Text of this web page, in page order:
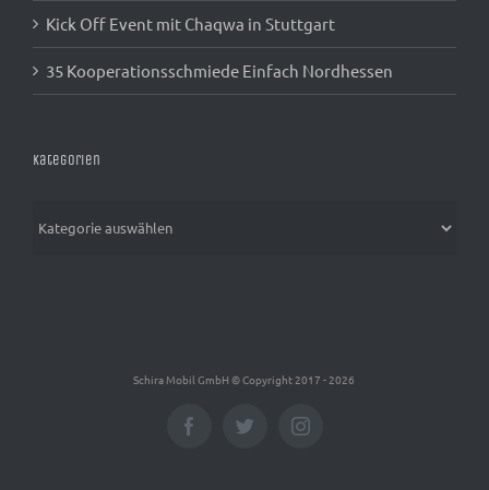
Kick Off Event mit Chaqwa in Stuttgart
35 Kooperationsschmiede Einfach Nordhessen
Kategorien
Schira Mobil GmbH © Copyright 2017 - 2026
FacebookTwitterInstagram